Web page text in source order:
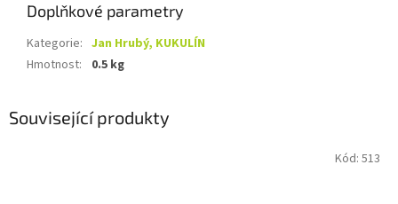
Doplňkové parametry
Kategorie: Jan Hrubý, KUKULÍN
Hmotnost: 0.5 kg
Související produkty
Kód: 513